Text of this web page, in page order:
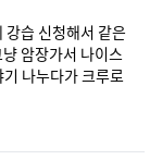
강습 신청해서 같은
암장가서 나이스
나누다가 크루로